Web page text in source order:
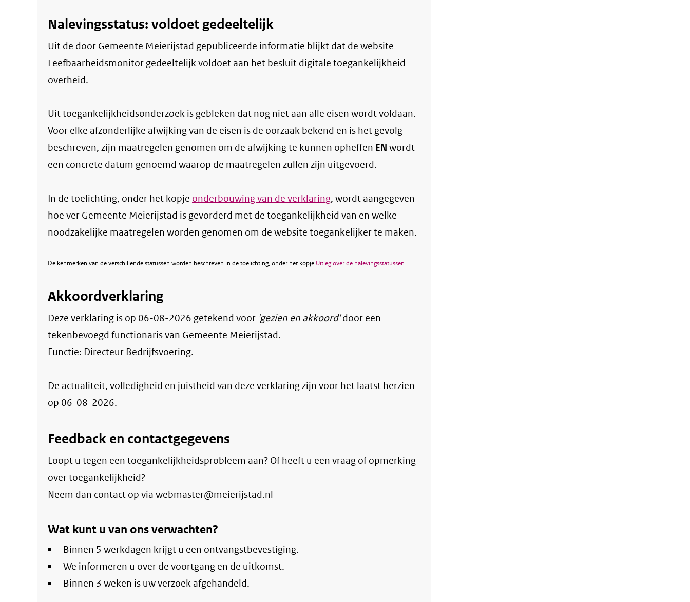
Nalevingsstatus: voldoet gedeeltelijk
Uit de door Gemeente Meierijstad gepubliceerde informatie blijkt dat de website
Leefbaarheidsmonitor gedeeltelijk voldoet aan het besluit digitale toegankelijkheid
overheid.
Uit toegankelijkheidsonderzoek is gebleken dat nog niet aan alle eisen wordt voldaan.
Voor elke afzonderlijke afwijking van de eisen is de oorzaak bekend en is het gevolg
beschreven, zijn maatregelen genomen om de afwijking te kunnen opheffen EN wordt
een concrete datum genoemd waarop de maatregelen zullen zijn uitgevoerd.
In de toelichting, onder het kopje onderbouwing van de verklaring, wordt aangegeven
hoe ver Gemeente Meierijstad is gevorderd met de toegankelijkheid van en welke
noodzakelijke maatregelen worden genomen om de website toegankelijker te maken.
De kenmerken van de verschillende statussen worden beschreven in de toelichting, onder het kopje Uitleg over de nalevingsstatussen.
Akkoordverklaring
Deze verklaring is op 06-08-2026 getekend voor 'gezien en akkoord'door een
tekenbevoegd functionaris van Gemeente Meierijstad.
Functie: Directeur Bedrijfsvoering.
De actualiteit, volledigheid en juistheid van deze verklaring zijn voor het laatst herzien
op 06-08-2026.
Feedback en contactgegevens
Loopt u tegen een toegankelijkheidsprobleem aan? Of heeft u een vraag of opmerking
over toegankelijkheid?
Neem dan contact op via webmaster@meierijstad.nl
Wat kunt u van ons verwachten?
Binnen 5 werkdagen krijgt u een ontvangstbevestiging.
We informeren u over de voortgang en de uitkomst.
Binnen 3 weken is uw verzoek afgehandeld.